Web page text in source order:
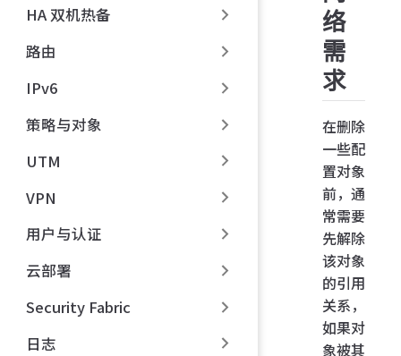
HA 双机热备
路由
IPv6
策略与对象
UTM
VPN
用户与认证
云部署
Security Fabric
日志
络
需
求
在删除
一些配
置对象
前，通
常需要
先解除
该对象
的引用
关系，
如果对
象被其